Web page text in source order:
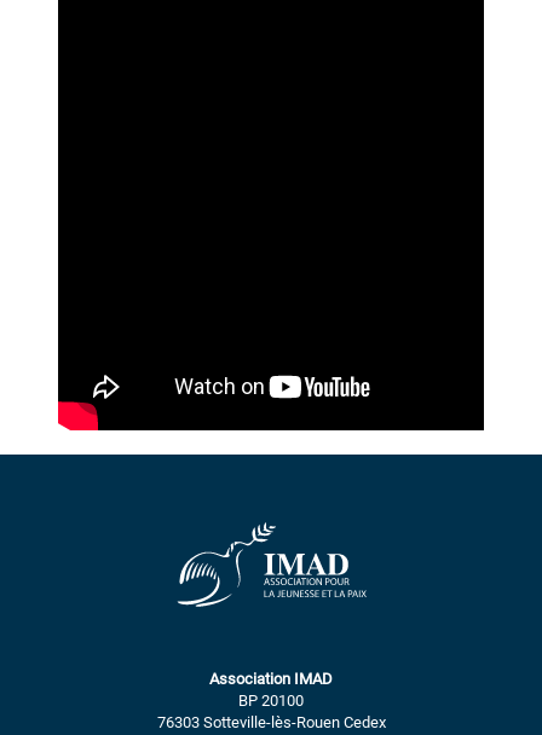
Association IMAD
BP 20100
76303 Sotteville-lès-Rouen Cedex